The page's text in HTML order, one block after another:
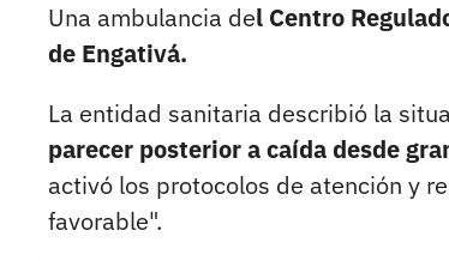
Una ambulancia del Centro
de Engativá.
La entidad sanitaria describió la
parecer posterior a caída desde
activó los protocolos de atención y
favorable".